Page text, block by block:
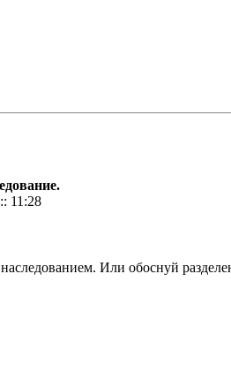
11:28
Или обоснуй